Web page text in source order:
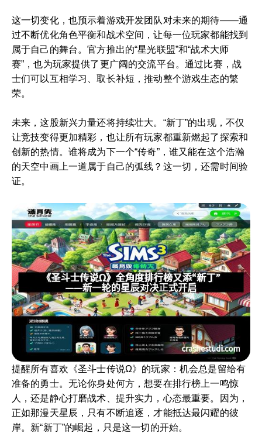
这一切变化，也预示着游戏开发团队对未来的期待——通
过不断优化角色平衡和战术空间，让每一位玩家都能找到
属于自己的舞台。官方推出的“星光联盟”和“战术大师
赛”，也为玩家提供了更广阔的交流平台。通过比赛，战
士们可以互相学习、取长补短，推动整个游戏生态的繁
荣。
未来，这股新兴力量还将持续壮大。“新丁”的出现，不仅
让竞技变得更加精彩，也让所有玩家都重新燃起了探索和
创新的热情。谁将成为下一个“传奇”，谁又能在这个浩瀚
的天空中画上一道属于自己的弧线？这一切，还需时间验
证。
提醒所有喜欢《圣斗士传说Ω》的玩家：机会总是留给有
准备的勇士。无论你身处何方，想要在排行榜上一鸣惊
人，还是静心打磨战术、提升实力，心态最重要。因为，
正如那漫天星辰，只有不断追逐，才能抵达最闪耀的彼
岸。新“新丁”的崛起，只是这一切的开始。